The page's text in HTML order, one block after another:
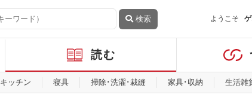
検索 ようこそ
読む
キッチン 寝具 掃除･洗濯･裁縫 家具･収納 生活雑